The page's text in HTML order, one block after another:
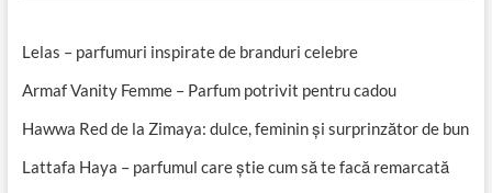
Lelas – parfumuri inspirate de branduri celebre
Armaf Vanity Femme – Parfum potrivit pentru cadou
Hawwa Red de la Zimaya: dulce, feminin și surprinzător de bun
Lattafa Haya – parfumul care știe cum să te facă remarcată